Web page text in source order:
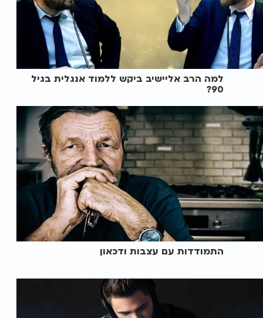
למה הרב אליישיב ביקש ללמוד אנגלית בגיל
90?
התמודדות עם עצבות ודכאון